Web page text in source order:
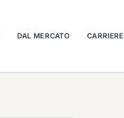
DAL MERCATO CARRIERE